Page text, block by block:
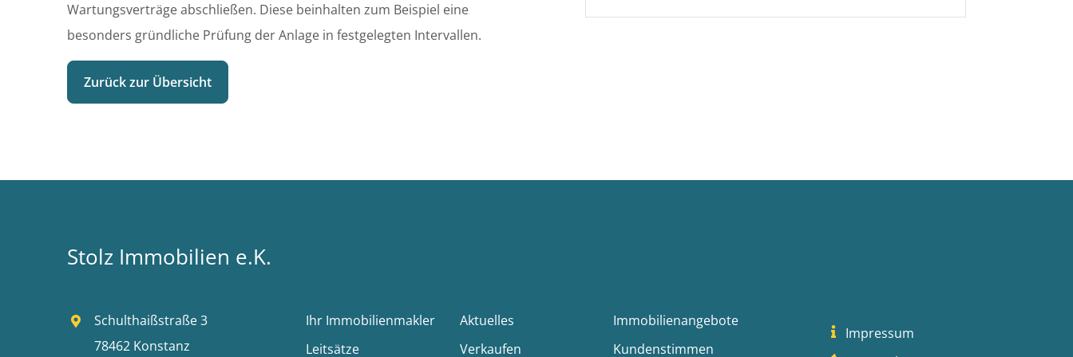
Wartungsverträge abschließen. Diese beinhalten zum Beispiel eine
besonders gründliche Prüfung der Anlage in festgelegten Intervallen.
Zurück zur Übersicht
Stolz Immobilien e.K.
Schulthaißstraße 3
78462 Konstanz
Ihr Immobilienmakler Aktuelles
Immobilienangebote
Leitsätze
Verkaufen Kundenstimmen
Impressum